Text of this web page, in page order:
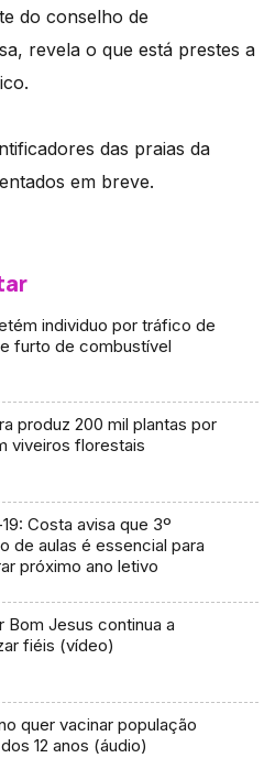
do conselho de
revela o que está prestes a
das praias da
em breve.
individuo por tráfico de
furto de combustível
produz 200 mil plantas por
viveiros florestais
Costa avisa que 3º
de aulas é essencial para
próximo ano letivo
Bom Jesus continua a
fiéis (vídeo)
quer vacinar população
12 anos (áudio)